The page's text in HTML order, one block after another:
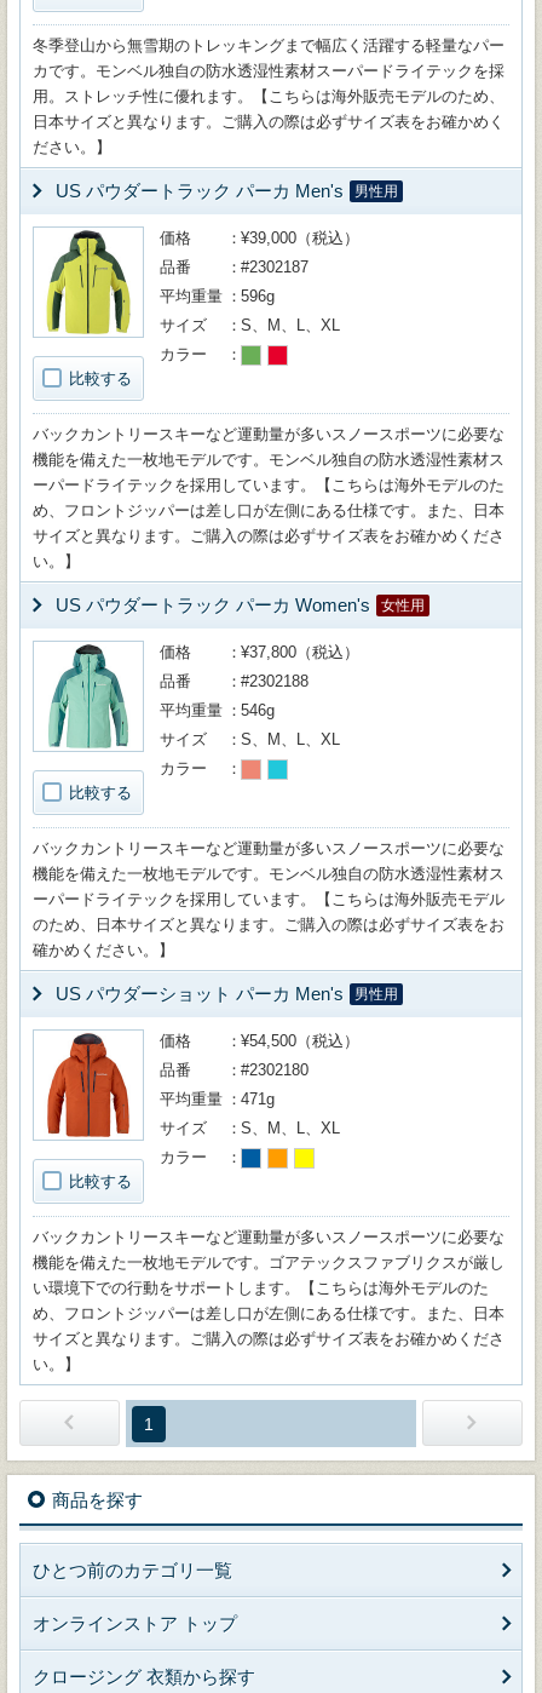
冬季登山から無雪期のトレッキングまで幅広く活躍する軽量なパー
カです。モンベル独自の防水透湿性素材スーパードライテックを採
用。ストレッチ性に優れます。【こちらは海外販売モデルのため、
日本サイズと異なります。ご購入の際は必ずサイズ表をお確かめく
ださい。】
US パウダートラック パーカ Men's 男性用
比較する
価格
¥39,000（税込）
品番
#2302187
平均重量
596g
サイズ
S、M、L、XL
カラー
バックカントリースキーなど運動量が多いスノースポーツに必要な
機能を備えた一枚地モデルです。モンベル独自の防水透湿性素材ス
ーパードライテックを採用しています。【こちらは海外モデルのた
め、フロントジッパーは差し口が左側にある仕様です。また、日本
サイズと異なります。ご購入の際は必ずサイズ表をお確かめくださ
い。】
US パウダートラック パーカ Women's 女性用
比較する
価格
¥37,800（税込）
品番
#2302188
平均重量
546g
サイズ
S、M、L、XL
カラー
バックカントリースキーなど運動量が多いスノースポーツに必要な
機能を備えた一枚地モデルです。モンベル独自の防水透湿性素材ス
ーパードライテックを採用しています。【こちらは海外販売モデル
のため、日本サイズと異なります。ご購入の際は必ずサイズ表をお
確かめください。】
US パウダーショット パーカ Men's 男性用
比較する
価格
¥54,500（税込）
品番
#2302180
平均重量
471g
サイズ
S、M、L、XL
カラー
バックカントリースキーなど運動量が多いスノースポーツに必要な
機能を備えた一枚地モデルです。ゴアテックスファブリクスが厳し
い環境下での行動をサポートします。【こちらは海外モデルのた
め、フロントジッパーは差し口が左側にある仕様です。また、日本
サイズと異なります。ご購入の際は必ずサイズ表をお確かめくださ
い。】
1
商品を探す
ひとつ前のカテゴリ一覧
オンラインストア トップ
クロージング 衣類から探す